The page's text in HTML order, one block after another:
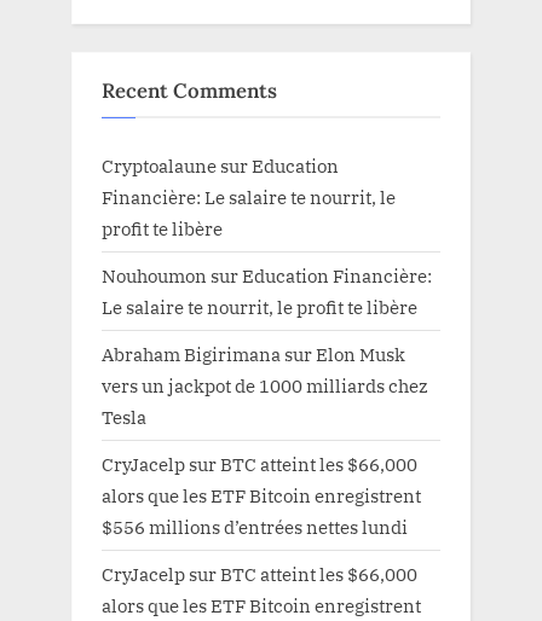
Recent Comments
Cryptoalaune surEducation
Financière: Le salaire te nourrit, le
profit te libère
Nouhoumon surEducation Financière:
Le salaire te nourrit, le profit te libère
Abraham Bigirimana surElon Musk
vers un jackpot de 1000 milliards chez
Tesla
CryJacelp surBTC atteint les $66,000
alors que les ETF Bitcoin enregistrent
$556 millions d’entrées nettes lundi
CryJacelp surBTC atteint les $66,000
alors que les ETF Bitcoin enregistrent